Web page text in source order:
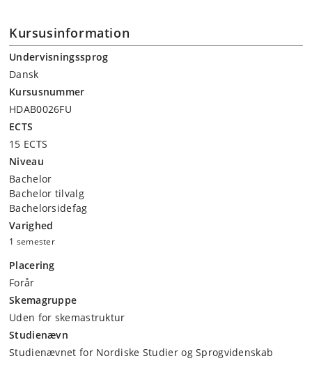
18 27/4 2026
Anders Juhl Rasmussen: Det romantiske
gennembrud
19
4/5 2026
Sune Auken: Grundtvigs salmedigtning
21
18/5 2026
Kursusinformation
Undervisningssprog
Dansk
Kursusnummer
HDAB0026FU
ECTS
15 ECTS
Niveau
Bachelor
Bachelor tilvalg
Bachelorsidefag
Varighed
1 semester
Placering
Forår
Skemagruppe
Uden for skemastruktur
Studienævn
Studienævnet for Nordiske Studier og Sprogvidenskab